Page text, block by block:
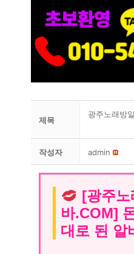
제목
광주노래방
작성자 admin
[광주노
바.COM]
대로 된 알